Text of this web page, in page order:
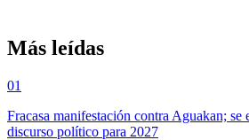
Más leídas
01
Fracasa manifestación contra Aguakan; se
discurso político para 2027